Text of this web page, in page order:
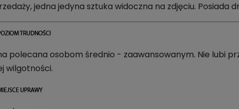
jedna jedyna sztuka widoczna na zdjęciu. Posiada
polecana osobom średnio - zaawansowanym. Nie lubi
wilgotności.